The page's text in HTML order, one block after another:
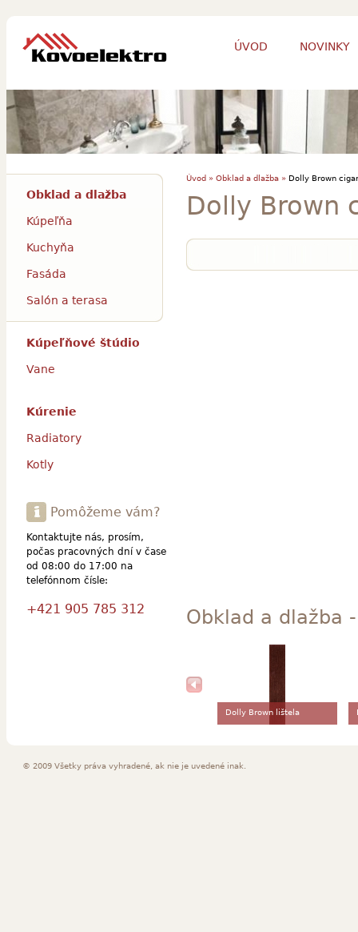
ÚVOD NOVINKY
Úvod » Obklad a dlažba »Dolly Brown
Dolly Brown
Obklad a dlažba
Dolly Brown lištela
Obklad a dlažba
Kúpeľňa
Kuchyňa
Fasáda
Salón a terasa
Kúpeľňové štúdio
Vane
Kúrenie
Radiatory
Kotly
Pomôžeme vám?
Kontaktujte nás, prosím,
počas pracovných dní v čase
od 08:00 do 17:00 na
telefónnom čísle:
+421 905 785 312
© 2009 Všetky práva vyhradené, ak nie je uvedené inak.